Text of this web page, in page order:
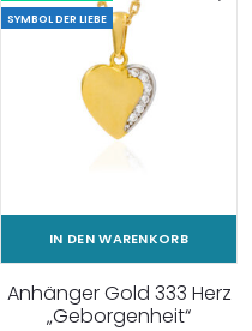
SYMBOL DER LIEBE
IN DEN WARENKORB
Anhänger Gold 333 Herz
„Geborgenheit“